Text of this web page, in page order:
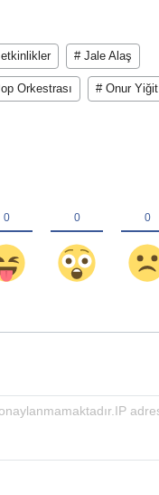
# Jale Alaş
Orkestrası # Onur Yiğit